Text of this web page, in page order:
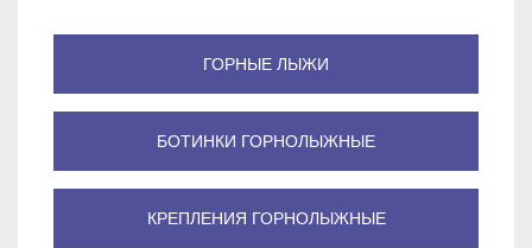
ГОРНЫЕ ЛЫЖИ
БОТИНКИ ГОРНОЛЫЖНЫЕ
КРЕПЛЕНИЯ ГОРНОЛЫЖНЫЕ